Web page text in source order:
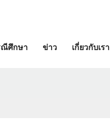
ณีศึกษา ข่าว เกี่ยวกับเรา